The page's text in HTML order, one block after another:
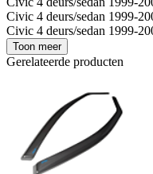
Civic 4 deurs/sedan 1999-
Civic 4 deurs/sedan 1999-
Toon meer
Gerelateerde producten